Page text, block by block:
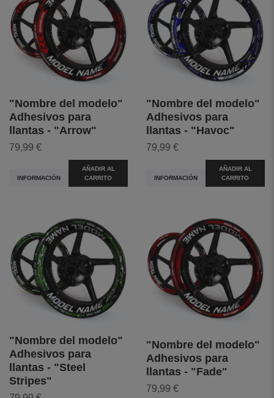
"Nombre del modelo"
Adhesivos para
llantas - "Arrow"
79,99 €
INFORMACIÓN
AÑADIR AL
CARRITO
"Nombre del modelo"
Adhesivos para
llantas - "Havoc"
79,99 €
INFORMACIÓN
AÑADIR AL
CARRITO
"Nombre del modelo"
Adhesivos para
llantas - "Steel
Stripes"
"Nombre del modelo"
Adhesivos para
llantas - "Fade"
79,99 €